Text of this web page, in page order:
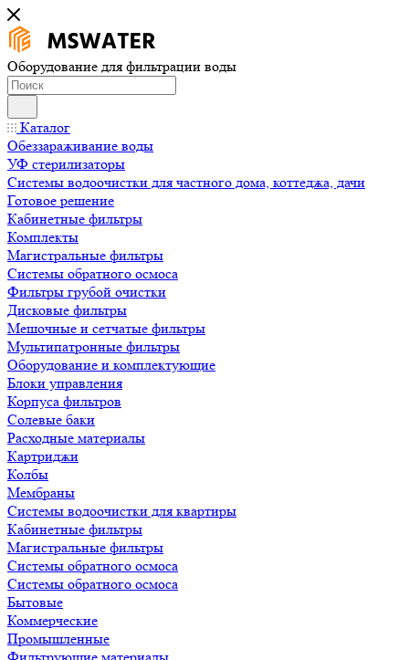
Оборудование для фильтрации воды
Каталог
Обеззараживание воды
УФ стерилизаторы
Системы водоочистки для частного дома, коттеджа, дачи
Готовое решение
Кабинетные фильтры
Комплекты
Магистральные фильтры
Системы обратного осмоса
Фильтры грубой очистки
Дисковые фильтры
Мешочные и сетчатые фильтры
Мультипатронные фильтры
Оборудование и комплектующие
Блоки управления
Корпуса фильтров
Солевые баки
Расходные материалы
Картриджи
Колбы
Мембраны
Системы водоочистки для квартиры
Кабинетные фильтры
Магистральные фильтры
Системы обратного осмоса
Системы обратного осмоса
Бытовые
Коммерческие
Промышленные